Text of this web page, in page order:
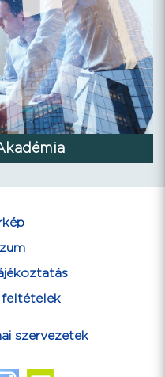
feltételek
szervezetek